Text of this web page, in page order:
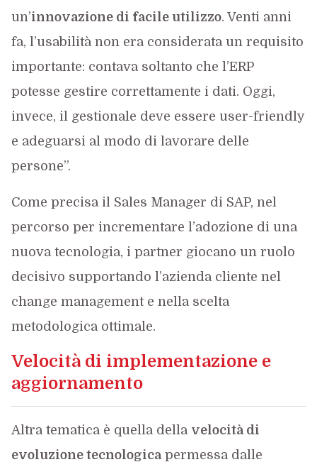
un’innovazione di facile utilizzo. Venti anni
fa, l’usabilità non era considerata un requisito
importante: contava soltanto che l’ERP
potesse gestire correttamente i dati. Oggi,
invece, il gestionale deve essere user-friendly
e adeguarsi al modo di lavorare delle
persone”.
Come precisa il Sales Manager di SAP, nel
percorso per incrementare l’adozione di una
nuova tecnologia, i partner giocano un ruolo
decisivo supportando l’azienda cliente nel
change management e nella scelta
metodologica ottimale.
Velocità di implementazione e
aggiornamento
Altra tematica è quella della velocità di
evoluzione tecnologicapermessa dalle